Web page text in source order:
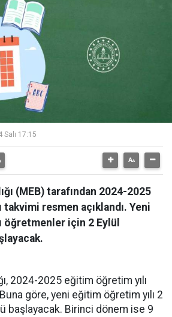
Salı 17:15
(MEB) tarafından 2024-2025
resmen açıklandı. Yeni
öğretmenler için 2 Eylül
2024-2025 eğitim öğretim yılı
göre, yeni eğitim öğretim yılı 2
başlayacak. Birinci dönem ise 9